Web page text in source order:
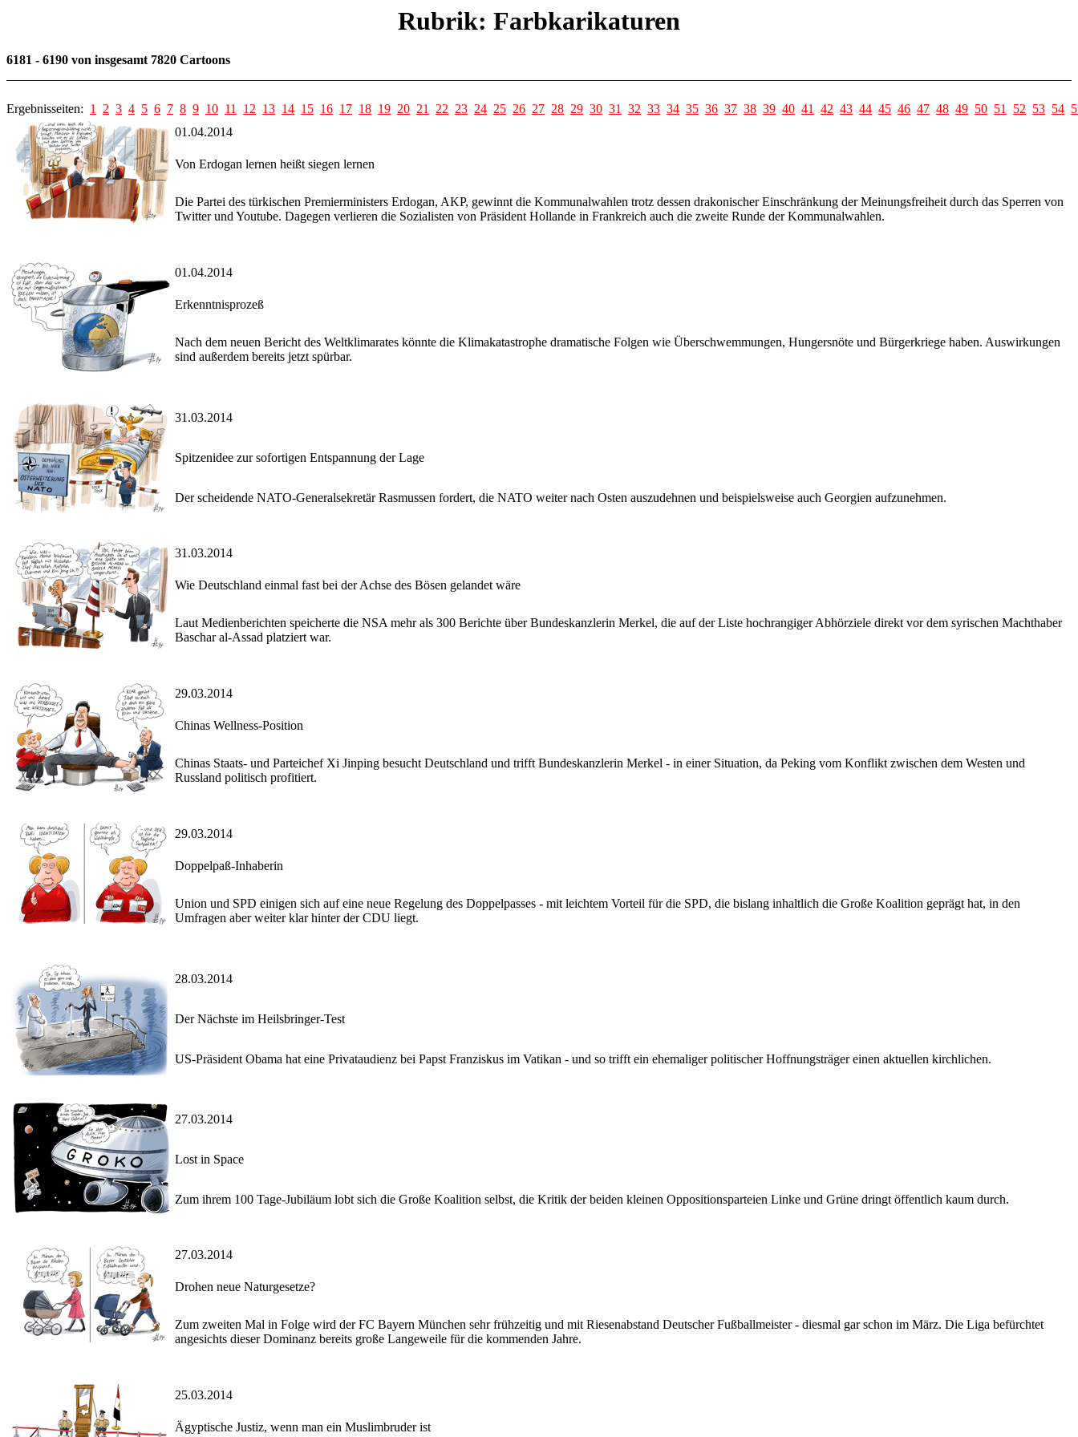
Rubrik: Farbkarikaturen
6181 - 6190 von insgesamt 7820 Cartoons
Ergebnisseiten: 1 2 3 4 5 6 7 8 9 10 11 12 13 14 15 16 17 18 19 20 21 22 23 24 25 26 27 28 29 30 31 32 33 34 35 36 37 38 39 40 41 42 43 44 45 46 47 48 49 50 51 52 53 54
01.04.2014
Von Erdogan lernen heißt siegen lernen
Die Partei des türkischen Premierministers Erdogan, AKP, gewinnt die Kommunalwahlen trotz dessen drakonischer Einschränkung der Meinungsfreiheit durch das Sperren von
Twitter und Youtube. Dagegen verlieren die Sozialisten von Präsident Hollande in Frankreich auch die zweite Runde der Kommunalwahlen.
01.04.2014
Erkenntnisprozeß
Nach dem neuen Bericht des Weltklimarates könnte die Klimakatastrophe dramatische Folgen wie Überschwemmungen, Hungersnöte und Bürgerkriege haben. Auswirkungen
sind außerdem bereits jetzt spürbar.
31.03.2014
Spitzenidee zur sofortigen Entspannung der Lage
Der scheidende NATO-Generalsekretär Rasmussen fordert, die NATO weiter nach Osten auszudehnen und beispielsweise auch Georgien aufzunehmen.
31.03.2014
Wie Deutschland einmal fast bei der Achse des Bösen gelandet wäre
Laut Medienberichten speicherte die NSA mehr als 300 Berichte über Bundeskanzlerin Merkel, die auf der Liste hochrangiger Abhörziele direkt vor dem syrischen Machthaber
Baschar al-Assad platziert war.
29.03.2014
Chinas Wellness-Position
Chinas Staats- und Parteichef Xi Jinping besucht Deutschland und trifft Bundeskanzlerin Merkel - in einer Situation, da Peking vom Konflikt zwischen dem Westen und
Russland politisch profitiert.
29.03.2014
Doppelpaß-Inhaberin
Union und SPD einigen sich auf eine neue Regelung des Doppelpasses - mit leichtem Vorteil für die SPD, die bislang inhaltlich die Große Koalition geprägt hat, in den
Umfragen aber weiter klar hinter der CDU liegt.
28.03.2014
Der Nächste im Heilsbringer-Test
US-Präsident Obama hat eine Privataudienz bei Papst Franziskus im Vatikan - und so trifft ein ehemaliger politischer Hoffnungsträger einen aktuellen kirchlichen.
27.03.2014
Lost in Space
Zum ihrem 100 Tage-Jubiläum lobt sich die Große Koalition selbst, die Kritik der beiden kleinen Oppositionsparteien Linke und Grüne dringt öffentlich kaum durch.
27.03.2014
Drohen neue Naturgesetze?
Zum zweiten Mal in Folge wird der FC Bayern München sehr frühzeitig und mit Riesenabstand Deutscher Fußballmeister - diesmal gar schon im März. Die Liga befürchtet
angesichts dieser Dominanz bereits große Langeweile für die kommenden Jahre.
25.03.2014
Ägyptische Justiz, wenn man ein Muslimbruder ist